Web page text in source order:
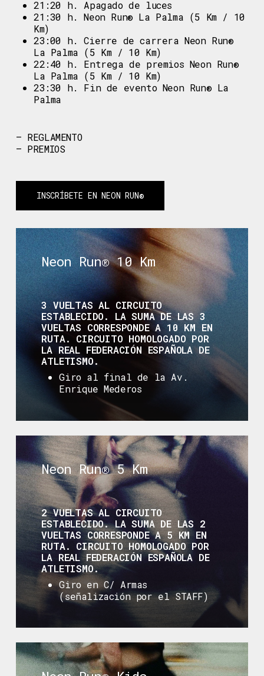
21:20 h. Apagado de luces
21:30 h. Neon Run® La Palma (5 Km / 10
Km)
23:00 h. Cierre de carrera Neon Run®
La Palma (5 Km / 10 Km)
22:40 h. Entrega de premios Neon Run®
La Palma (5 Km / 10 Km)
23:30 h. Fin de evento Neon Run® La
Palma
– REGLAMENTO
– PREMIOS
INSCRÍBETE EN NEON RUN®
Neon Run® 10 Km
3 VUELTAS AL CIRCUITO
ESTABLECIDO. LA SUMA DE LAS 3
VUELTAS CORRESPONDE A 10 KM EN
RUTA. CIRCUITO HOMOLOGADO POR
LA REAL FEDERACIÓN ESPAÑOLA DE
ATLETISMO.
Giro al final de la Av.
Enrique Mederos
Neon Run® 5 Km
2 VUELTAS AL CIRCUITO
ESTABLECIDO. LA SUMA DE LAS 2
VUELTAS CORRESPONDE A 5 KM EN
RUTA. CIRCUITO HOMOLOGADO POR
LA REAL FEDERACIÓN ESPAÑOLA DE
ATLETISMO.
Giro en C/ Armas
(señalización por el STAFF)